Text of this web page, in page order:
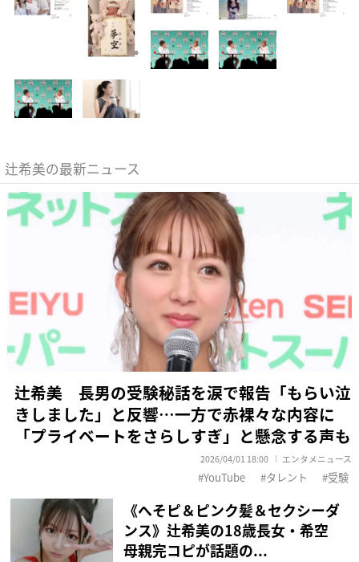
辻希美の最新ニュース
辻希美 長男の受験秘話を涙で報告「もらい泣
きしました」と反響…一方で赤裸々な内容に
「プライベートをさらしすぎ」と懸念する声も
2026/04/01 18:00 エンタメニュース
YouTube タレント 受験
《へそピ＆ピンク髪＆セクシーダ
ンス》辻希美の18歳長女・希空
母親完コピが話題の...